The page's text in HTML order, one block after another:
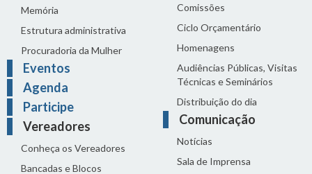
Memória
Estrutura administrativa
Procuradoria da Mulher
Eventos
Agenda
Participe
Vereadores
Conheça os Vereadores
Bancadas e Blocos
Comissões
Ciclo Orçamentário
Homenagens
Audiências Públicas, Visitas
Técnicas e Seminários
Distribuição do dia
Comunicação
Notícias
Sala de Imprensa